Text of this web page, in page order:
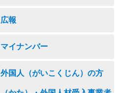
広報
マイナンバー
外国人（がいこくじん）の方